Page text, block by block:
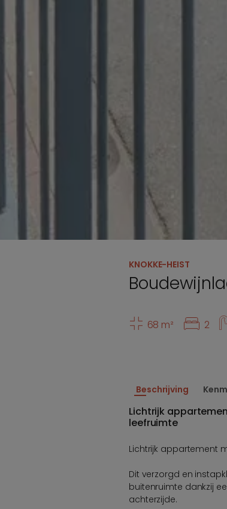
KNOKKE-HEIST
68 m² 2
Beschrijving
Lichtrijk
leefruimte
Lichtrijk appartement
Dit verzorgd en
buitenruimte dankzij
achterzijde.